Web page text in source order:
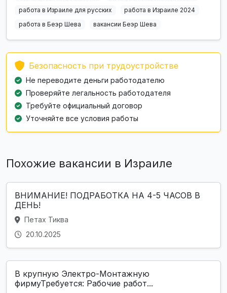
работа в Израиле для русских
работа в Израиле 2024
работа в Беэр Шева
вакансии Беэр Шева
Безопасность при трудоустройстве
Не переводите деньги работодателю
Проверяйте легальность работодателя
Требуйте официальный договор
Уточняйте все условия работы
Похожие вакансии в Израиле
ВНИМАНИЕ! ПОДРАБОТКА НА 4-5 ЧАСОВ В
ДЕНЬ!
Петах Тиква
20.10.2025
В крупную Электро-Монтажную
фирмуТребуется: Рабочие работ...